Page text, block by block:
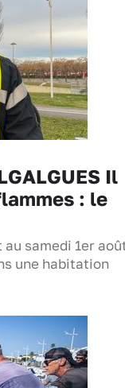
Il
: le
samedi 1er
une habitation